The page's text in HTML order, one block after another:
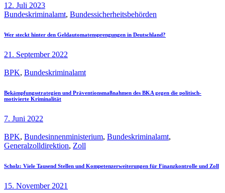
12. Juli 2023
Bundeskriminalamt, Bundessicherheitsbehörden
Wer steckt hinter den Geldautomatensprengungen in Deutschland?
21. September 2022
BPK, Bundeskriminalamt
Bekämpfungsstrategien und Präventionsmaßnahmen des BKA gegen die politisch-
motivierte Kriminalität
7. Juni 2022
BPK, Bundesinnenministerium, Bundeskriminalamt,
Generalzolldirektion, Zoll
Scholz: Viele Tausend Stellen und Kompetenzerweiterungen für Finanzkontrolle und Zoll
15. November 2021